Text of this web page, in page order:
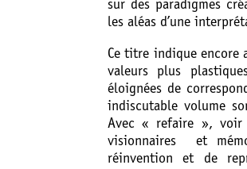
sur des paradigmes
les aléas d’une
Ce titre indique encore
valeurs plus
éloignées de
indiscutable volume
Avec « refaire », voir
visionnaires et
réinvention et de